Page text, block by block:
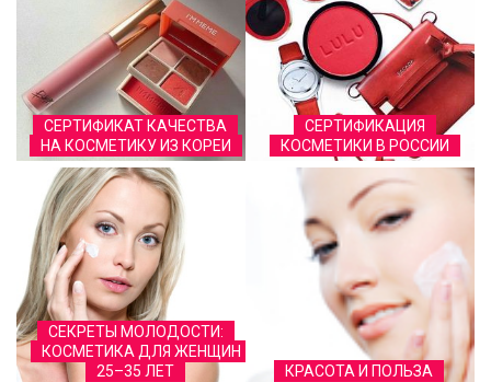
СЕРТИФИКАТ КАЧЕСТВА
НА КОСМЕТИКУ ИЗ КОРЕИ
СЕРТИФИКАЦИЯ
КОСМЕТИКИ В РОССИИ
СЕКРЕТЫ МОЛОДОСТИ:
КОСМЕТИКА ДЛЯ ЖЕНЩИН
25–35 ЛЕТ
КРАСОТА И ПОЛЬЗА